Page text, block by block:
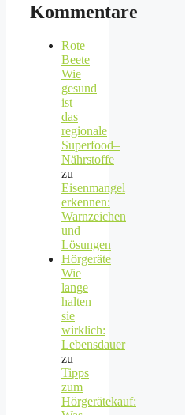
Kommentare
Rote
Beete
Wie
gesund
ist
das
regionale
Superfood–
Nährstoffe
zu
Eisenmangel
erkennen:
Warnzeichen
und
Lösungen
Hörgeräte
Wie
lange
halten
sie
wirklich:
Lebensdauer
zu
Tipps
zum
Hörgerätekauf: